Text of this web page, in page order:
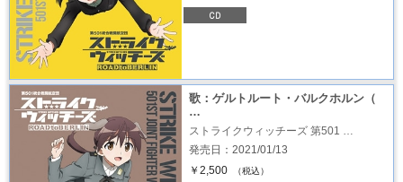
歌：ゲルトルート・バルクホルン（
…
ストライクウィッチーズ 第501 …
発売日：2021/01/13
￥2,500
（税込）